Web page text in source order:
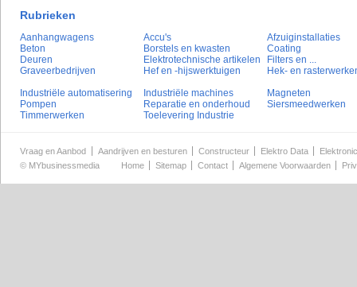
Rubrieken
Aanhangwagens Accu's
Afzuiginstallaties
Beton
Borstels en kwasten
Coating
Deuren
Elektrotechnische artikelen
Filters en ...
Graveerbedrijven
Hef en -hijswerktuigen
Hek- en
Industriële automatisering
Industriële machines
Magneten
Pompen
Reparatie en onderhoud
Siersmeedwerken
Timmerwerken
Toelevering Industrie
Vraag en Aanbod Aandrijven en besturen Constructeur Elektro Data
© MYbusinessmedia Home Sitemap Contact Algemene Voorwaarden